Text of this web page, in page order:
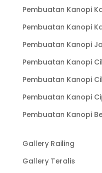
Pembuatan Kanopi
Pembuatan Kanopi
Pembuatan Kanopi
Pembuatan Kanopi
Pembuatan Kanopi
Pembuatan Kanopi
Pembuatan Kanopi
Gallery Railing
Gallery Teralis